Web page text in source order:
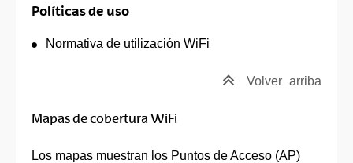
Políticas de uso
Normativa de utilización WiFi
Volver arriba
Mapas de cobertura WiFi
Los mapas muestran los Puntos de Acceso (AP)